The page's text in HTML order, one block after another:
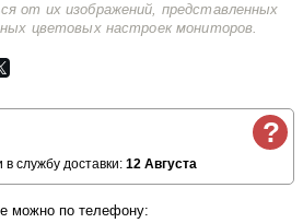
от их изображений, представленных
цветовых настроек мониторов.
?
службу доставки: 12 Августа
можно по телефону: